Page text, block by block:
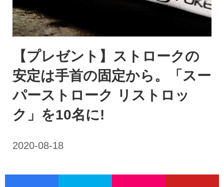
【プレゼント】ストロークの
安定は手首の固定から。「スー
パーストローク リストロッ
ク」を10名に!